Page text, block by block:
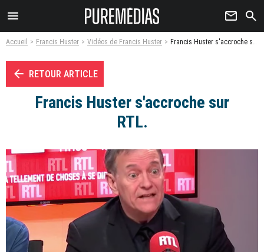
menu newsletter search
Accueil Francis Huster Vidéos de Francis Huster Francis Huster s'accroche sur RTL. - Vidéo
arrow_left RETOUR ARTICLE
Francis Huster s'accroche sur
RTL.